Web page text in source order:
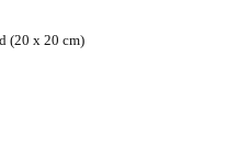
(20 x 20 cm)